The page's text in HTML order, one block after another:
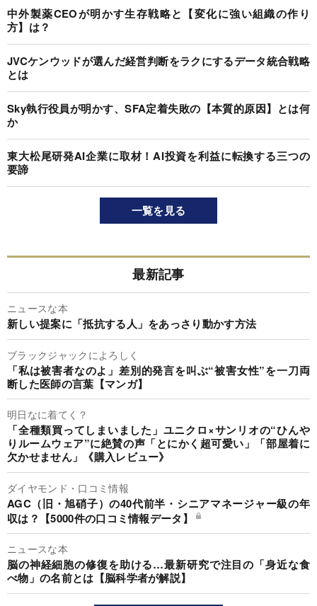
中外製薬CEOが明かす生存戦略と【変化に強い組織の作り
方】は？
JVCケンウッドが選んだ経営判断をラクにするデータ統合戦略
とは
Sky執行役員が明かす、SFA定着失敗の【本質的原因】とは何
か
東大松尾研発AI企業に取材！AI投資を利益に転換する三つの
要諦
一覧を見る
最新記事
ニュースな本
新しい提案に「抵抗する人」をあっさり動かす方法
ブラックジャックによろしく
「私は被害者なのよ」差別的発言を叫ぶ“被害女性”を一刀両
断した医師の言葉【マンガ】
明日なに着てく？
「全種類買ってしまいました」ユニクロ×サンリオの“ひんや
りルームウェア”に絶賛の声「とにかく超可愛い」「部屋着に
欠かせません」《購入レビュー》
ダイヤモンド・口コミ情報
AGC（旧・旭硝子）の40代前半・シニアマネージャー級の年
収は？【5000件の口コミ情報データ】
ニュースな本
脳の神経細胞の修復を助ける…最新研究で注目の「身近な食
べ物」の名前とは【脳科学者が解説】